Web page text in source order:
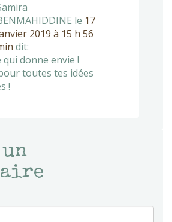
le 17
2019 à 15 h 56
dit:
donne envie !
toutes tes idées
!